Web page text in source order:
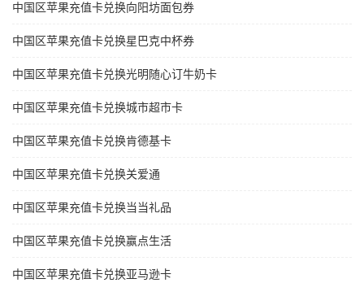
中国区苹果充值卡兑换向阳坊面包券
中国区苹果充值卡兑换星巴克中杯券
中国区苹果充值卡兑换光明随心订牛奶卡
中国区苹果充值卡兑换城市超市卡
中国区苹果充值卡兑换肯德基卡
中国区苹果充值卡兑换关爱通
中国区苹果充值卡兑换当当礼品
中国区苹果充值卡兑换赢点生活
中国区苹果充值卡兑换亚马逊卡